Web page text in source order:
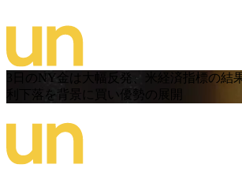
3日のNY金は大幅反発、米経済指標の結
利下落を背景に買い優勢の展開